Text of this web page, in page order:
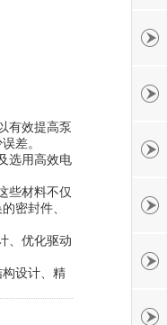
有效提高泵
差。
选用高效电
些材料不仅
密封件、
、优化驱动
设计、精